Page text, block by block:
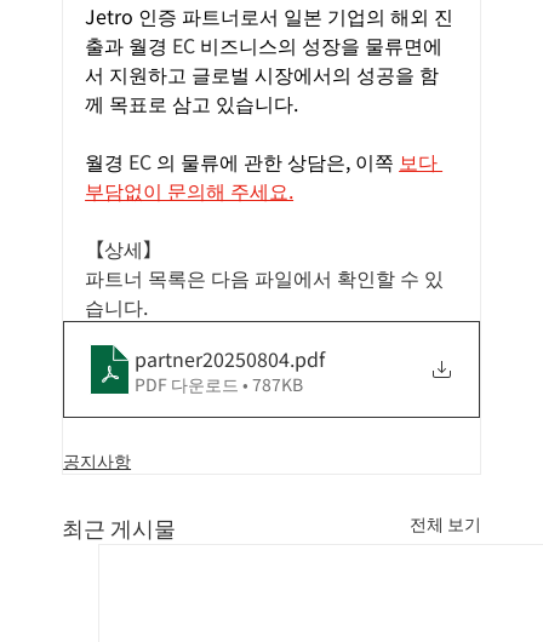
Jetro 인증 파트너로서 일본 기업의 해외 진
출과 월경 EC 비즈니스의 성장을 물류면에
서 지원하고 글로벌 시장에서의 성공을 함
께 목표로 삼고 있습니다.
월경 EC 의 물류에 관한 상담은, 이쪽 보다
부담없이 문의해 주세요.
【상세】
파트너 목록은 다음 파일에서 확인할 수 있
습니다.
partner20250804.pdf
PDF 다운로드 • 787KB
공지사항
최근 게시물 전체 보기